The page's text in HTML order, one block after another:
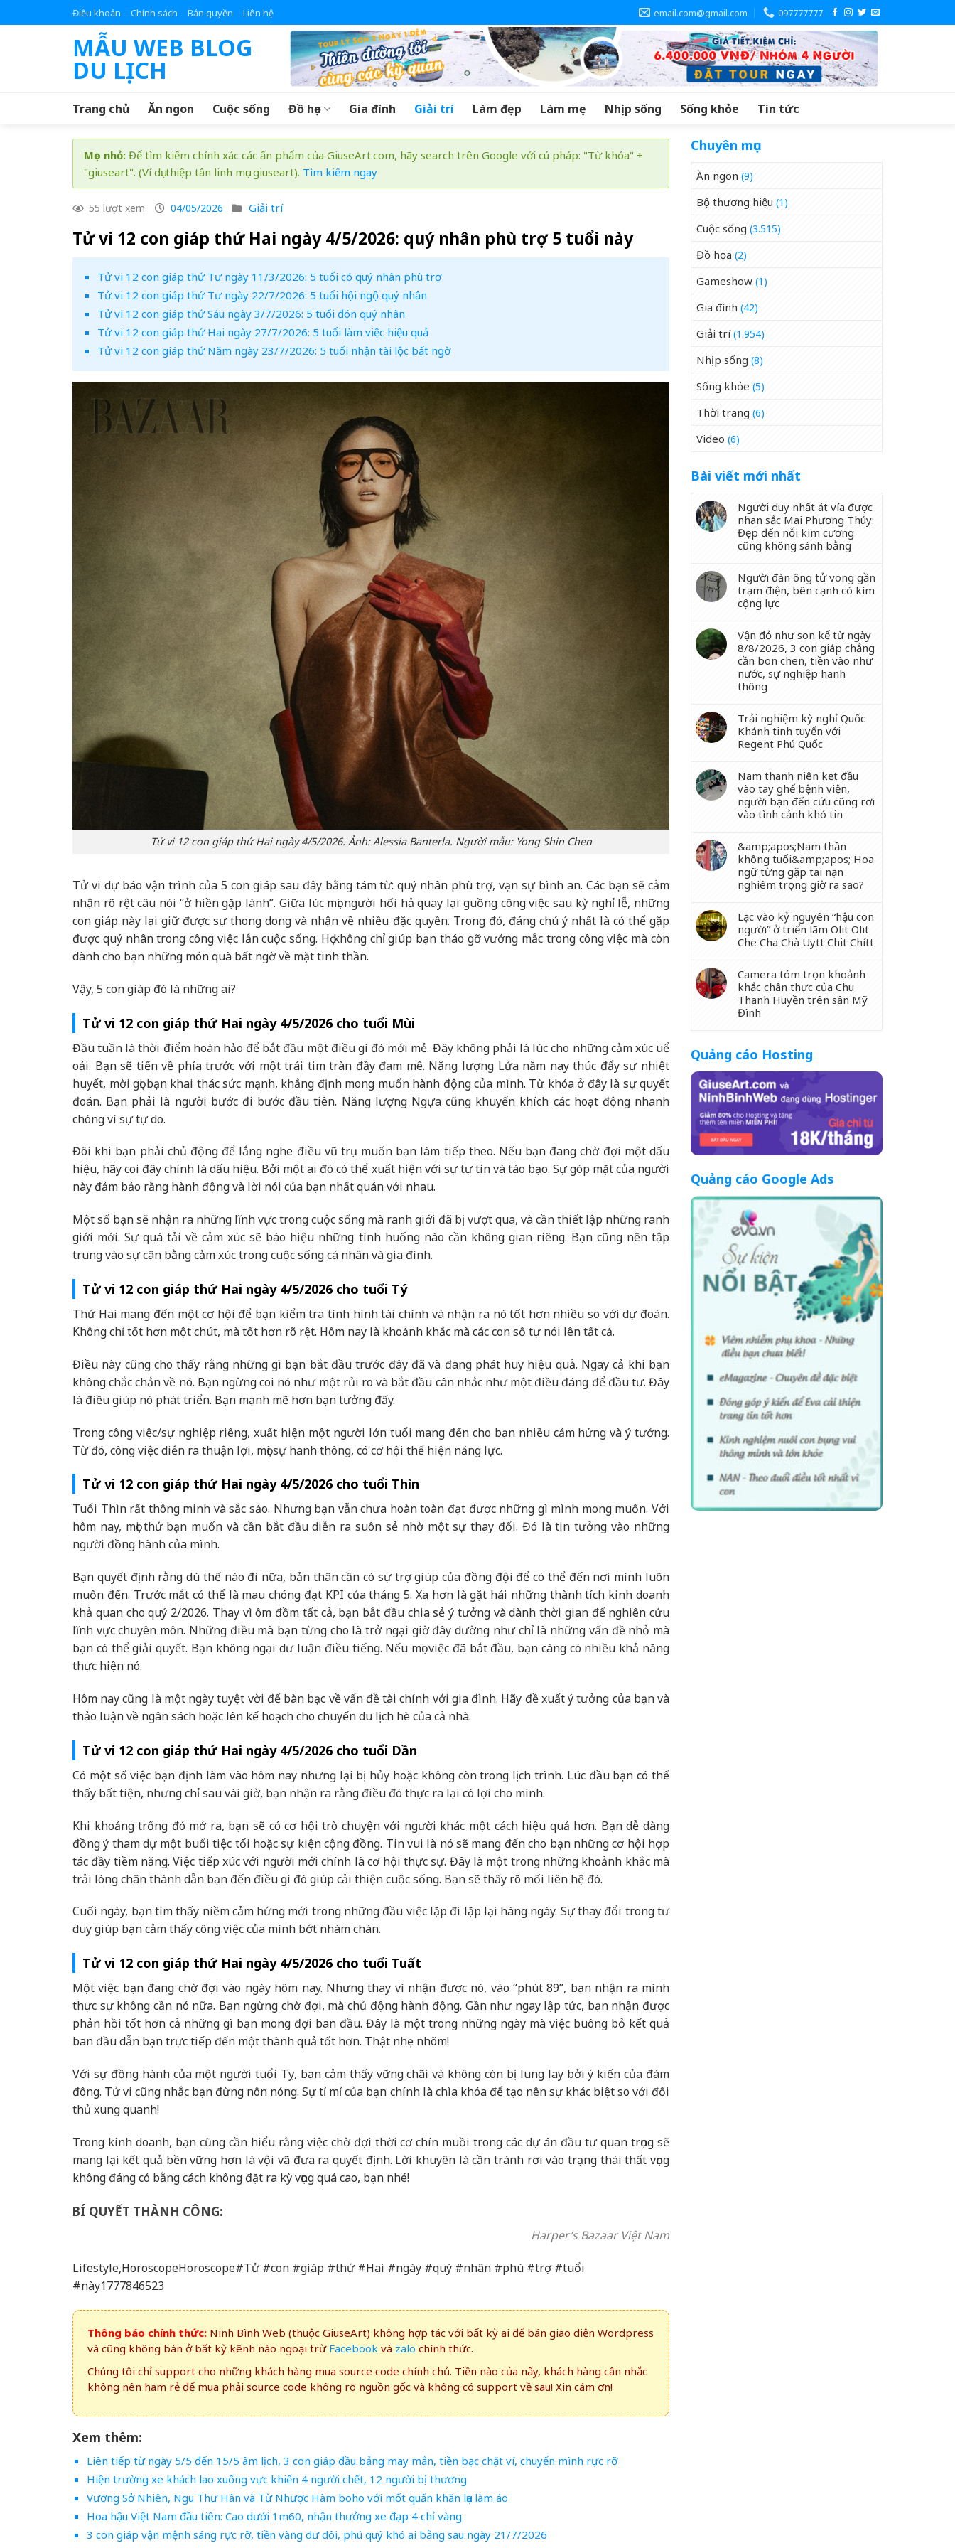
to
Điều khoản Chính sách Bản quyền Liên hệ email.com@gmail.com 097777777
MẪU WEB BLOG
DU LỊCH
Trang chủ Ăn ngon Cuộc sống Đồ họa Gia đình Giải trí Làm đẹp Làm mẹ Nhịp sống Sống khỏe Tin tức
Mẹo nhỏ: Để tìm kiếm chính xác các ấn phẩm của GiuseArt.com, hãy search trên Google với cú pháp: "Từ khóa" +
"giuseart". (Ví dụ: thiệp tân linh mục giuseart). Tìm kiếm ngay
55 lượt xem 04/05/2026 Giải trí
Tử vi 12 con giáp thứ Hai ngày 4/5/2026: quý nhân phù trợ 5 tuổi này
Tử vi 12 con giáp thứ Tư ngày 11/3/2026: 5 tuổi có quý nhân phù trợ
Tử vi 12 con giáp thứ Tư ngày 22/7/2026: 5 tuổi hội ngộ quý nhân
Tử vi 12 con giáp thứ Sáu ngày 3/7/2026: 5 tuổi đón quý nhân
Tử vi 12 con giáp thứ Hai ngày 27/7/2026: 5 tuổi làm việc hiệu quả
Tử vi 12 con giáp thứ Năm ngày 23/7/2026: 5 tuổi nhận tài lộc bất ngờ
Tử vi 12 con giáp thứ Hai ngày 4/5/2026. Ảnh: Alessia Banterla. Người mẫu: Yong Shin Chen
Tử vi dự báo vận trình của 5 con giáp sau đây bằng tám từ: quý nhân phù trợ, vạn sự bình an. Các bạn sẽ cảm
nhận rõ rệt câu nói “ở hiền gặp lành”. Giữa lúc mọi người hối hả quay lại guồng công việc sau kỳ nghỉ lễ, những
con giáp này lại giữ được sự thong dong và nhận về nhiều đặc quyền. Trong đó, đáng chú ý nhất là có thể gặp
được quý nhân trong công việc lẫn cuộc sống. Họ không chỉ giúp bạn tháo gỡ vướng mắc trong công việc mà còn
dành cho bạn những món quà bất ngờ về mặt tinh thần.
Vậy, 5 con giáp đó là những ai?
Tử vi 12 con giáp thứ Hai ngày 4/5/2026 cho tuổi Mùi
Đầu tuần là thời điểm hoàn hảo để bắt đầu một điều gì đó mới mẻ. Đây không phải là lúc cho những cảm xúc uể
oải. Bạn sẽ tiến về phía trước với một trái tim tràn đầy đam mê. Năng lượng Lửa năm nay thúc đẩy sự nhiệt
huyết, mời gọi bạn khai thác sức mạnh, khẳng định mong muốn hành động của mình. Từ khóa ở đây là sự quyết
đoán. Bạn phải là người bước đi bước đầu tiên. Năng lượng Ngựa cũng khuyến khích các hoạt động nhanh
chóng vì sự tự do.
Đôi khi bạn phải chủ động để lắng nghe điều vũ trụ muốn bạn làm tiếp theo. Nếu bạn đang chờ đợi một dấu
hiệu, hãy coi đây chính là dấu hiệu. Bởi một ai đó có thể xuất hiện với sự tự tin và táo bạo. Sự góp mặt của người
này đảm bảo rằng hành động và lời nói của bạn nhất quán với nhau.
Một số bạn sẽ nhận ra những lĩnh vực trong cuộc sống mà ranh giới đã bị vượt qua, và cần thiết lập những ranh
giới mới. Sự quá tải về cảm xúc sẽ báo hiệu những tình huống nào cần không gian riêng. Bạn cũng nên tập
trung vào sự cân bằng cảm xúc trong cuộc sống cá nhân và gia đình.
Tử vi 12 con giáp thứ Hai ngày 4/5/2026 cho tuổi Tý
Thứ Hai mang đến một cơ hội để bạn kiểm tra tình hình tài chính và nhận ra nó tốt hơn nhiều so với dự đoán.
Không chỉ tốt hơn một chút, mà tốt hơn rõ rệt. Hôm nay là khoảnh khắc mà các con số tự nói lên tất cả.
Điều này cũng cho thấy rằng những gì bạn bắt đầu trước đây đã và đang phát huy hiệu quả. Ngay cả khi bạn
không chắc chắn về nó. Bạn ngừng coi nó như một rủi ro và bắt đầu cân nhắc như một điều đáng để đầu tư. Đây
là điều giúp nó phát triển. Bạn mạnh mẽ hơn bạn tưởng đấy.
Trong công việc/sự nghiệp riêng, xuất hiện một người lớn tuổi mang đến cho bạn nhiều cảm hứng và ý tưởng.
Từ đó, công việc diễn ra thuận lợi, mọi sự hanh thông, có cơ hội thể hiện năng lực.
Tử vi 12 con giáp thứ Hai ngày 4/5/2026 cho tuổi Thìn
Tuổi Thìn rất thông minh và sắc sảo. Nhưng bạn vẫn chưa hoàn toàn đạt được những gì mình mong muốn. Với
hôm nay, mọi thứ bạn muốn và cần bắt đầu diễn ra suôn sẻ nhờ một sự thay đổi. Đó là tin tưởng vào những
người đồng hành của mình.
Bạn quyết định rằng dù thế nào đi nữa, bản thân cần có sự trợ giúp của đồng đội để có thể đến nơi mình luôn
muốn đến. Trước mắt có thể là mau chóng đạt KPI của tháng 5. Xa hơn là gặt hái những thành tích kinh doanh
khả quan cho quý 2/2026. Thay vì ôm đồm tất cả, bạn bắt đầu chia sẻ ý tưởng và dành thời gian để nghiên cứu
lĩnh vực chuyên môn. Những điều mà bạn từng cho là trở ngại giờ đây dường như chỉ là những vấn đề nhỏ mà
bạn có thể giải quyết. Bạn không ngại dư luận điều tiếng. Nếu mọi việc đã bắt đầu, bạn càng có nhiều khả năng
thực hiện nó.
Hôm nay cũng là một ngày tuyệt vời để bàn bạc về vấn đề tài chính với gia đình. Hãy đề xuất ý tưởng của bạn và
thảo luận về ngân sách hoặc lên kế hoạch cho chuyến du lịch hè của cả nhà.
Tử vi 12 con giáp thứ Hai ngày 4/5/2026 cho tuổi Dần
Có một số việc bạn định làm vào hôm nay nhưng lại bị hủy hoặc không còn trong lịch trình. Lúc đầu bạn có thể
thấy bất tiện, nhưng chỉ sau vài giờ, bạn nhận ra rằng điều đó thực ra lại có lợi cho mình.
Khi khoảng trống đó mở ra, bạn sẽ có cơ hội trò chuyện với người khác một cách hiệu quả hơn. Bạn dễ dàng
đồng ý tham dự một buổi tiệc tối hoặc sự kiện cộng đồng. Tin vui là nó sẽ mang đến cho bạn những cơ hội hợp
tác đầy tiềm năng. Việc tiếp xúc với người mới chính là cơ hội thực sự. Đây là một trong những khoảnh khắc mà
trải lòng chân thành dẫn bạn đến điều gì đó giúp cải thiện cuộc sống. Bạn sẽ thấy rõ mối liên hệ đó.
Cuối ngày, bạn tìm thấy niềm cảm hứng mới trong những đầu việc lặp đi lặp lại hàng ngày. Sự thay đổi trong tư
duy giúp bạn cảm thấy công việc của mình bớt nhàm chán.
Tử vi 12 con giáp thứ Hai ngày 4/5/2026 cho tuổi Tuất
Một việc bạn đang chờ đợi vào ngày hôm nay. Nhưng thay vì nhận được nó, vào “phút 89”, bạn nhận ra mình
thực sự không cần nó nữa. Bạn ngừng chờ đợi, mà chủ động hành động. Gần như ngay lập tức, bạn nhận được
phản hồi tốt hơn cả những gì bạn mong đợi ban đầu. Đây là một trong những ngày mà việc buông bỏ kết quả
ban đầu dẫn bạn trực tiếp đến một thành quả tốt hơn. Thật nhẹ nhõm!
Với sự đồng hành của một người tuổi Tỵ, bạn cảm thấy vững chãi và không còn bị lung lay bởi ý kiến của đám
đông. Tử vi cũng nhắc bạn đừng nôn nóng. Sự tỉ mỉ của bạn chính là chìa khóa để tạo nên sự khác biệt so với đối
thủ xung quanh!
Trong kinh doanh, bạn cũng cần hiểu rằng việc chờ đợi thời cơ chín muồi trong các dự án đầu tư quan trọng sẽ
mang lại kết quả bền vững hơn là vội vã đưa ra quyết định. Lời khuyên là cần tránh rơi vào trạng thái thất vọng
không đáng có bằng cách không đặt ra kỳ vọng quá cao, bạn nhé!
BÍ QUYẾT THÀNH CÔNG:
Harper’s Bazaar Việt Nam
Lifestyle,HoroscopeHoroscope#Tử #con #giáp #thứ #Hai #ngày #quý #nhân #phù #trợ #tuổi
#này1777846523
Thông báo chính thức: Ninh Bình Web (thuộc GiuseArt) không hợp tác với bất kỳ ai để bán giao diện Wordpress
và cũng không bán ở bất kỳ kênh nào ngoại trừ Facebook và zalo chính thức.
Chúng tôi chỉ support cho những khách hàng mua source code chính chủ. Tiền nào của nấy, khách hàng cân nhắc
không nên ham rẻ để mua phải source code không rõ nguồn gốc và không có support về sau! Xin cám ơn!
Xem thêm:
Liên tiếp từ ngày 5/5 đến 15/5 âm lịch, 3 con giáp đầu bảng may mắn, tiền bạc chặt ví, chuyển mình rực rỡ
Hiện trường xe khách lao xuống vực khiến 4 người chết, 12 người bị thương
Vương Sở Nhiên, Ngu Thư Hân và Từ Nhược Hàm boho với mốt quấn khăn lụa làm áo
Hoa hậu Việt Nam đầu tiên: Cao dưới 1m60, nhận thưởng xe đạp 4 chỉ vàng
3 con giáp vận mệnh sáng rực rỡ, tiền vàng dư dôi, phú quý khó ai bằng sau ngày 21/7/2026
Chuyên mục
Ăn ngon (9)
Bộ thương hiệu (1)
Cuộc sống (3.515)
Đồ họa (2)
Gameshow (1)
Gia đình (42)
Giải trí(1.954)
Nhịp sống (8)
Sống khỏe (5)
Thời trang (6)
Video (6)
Bài viết mới nhất
Người duy nhất át vía được
nhan sắc Mai Phương Thúy:
Đẹp đến nỗi kim cương
cũng không sánh bằng
Người đàn ông tử vong gần
trạm điện, bên cạnh có kìm
cộng lực
Vận đỏ như son kể từ ngày
8/8/2026, 3 con giáp chẳng
cần bon chen, tiền vào như
nước, sự nghiệp hanh
thông
Trải nghiệm kỳ nghỉ Quốc
Khánh tinh tuyển với
Regent Phú Quốc
Nam thanh niên kẹt đầu
vào tay ghế bệnh viện,
người bạn đến cứu cũng rơi
vào tình cảnh khó tin
&amp;apos;Nam thần
không tuổi&amp;apos; Hoa
ngữ từng gặp tai nạn
nghiêm trọng giờ ra sao?
Lạc vào kỷ nguyên “hậu con
người” ở triển lãm Olit Olit
Che Cha Chà Uytt Chit Chítt
Camera tóm trọn khoảnh
khắc chân thực của Chu
Thanh Huyền trên sân Mỹ
Đình
Quảng cáo Hosting
Quảng cáo Google Ads